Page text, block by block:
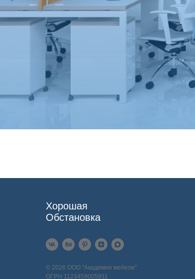
Хорошая
Обстановка
© 2026 ООО "Академия мебели"
ОГРН 1123459005911